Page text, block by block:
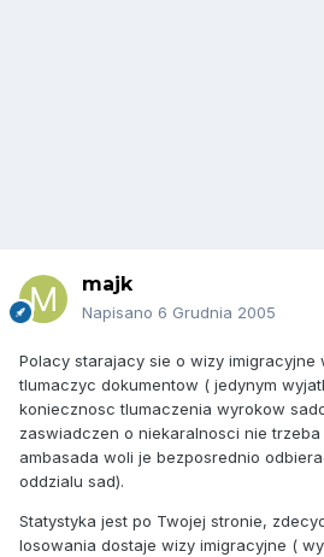
majk
Napisano 6 Grudnia 2005
Polacy starajacy sie o wizy imigracyjne
tlumaczyc dokumentow ( jedynym
koniecznosc tlumaczenia wyrokow
zaswiadczen o niekaralnosci nie
ambasada woli je bezposrednio
oddzialu sad).
Statystyka jest po Twojej stronie,
losowania dostaje wizy imigracyjne (